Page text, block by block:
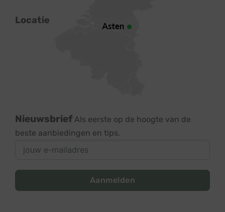
Locatie
Nieuwsbrief Als eerste op de hoogte van de
beste aanbiedingen en tips.
Aanmelden